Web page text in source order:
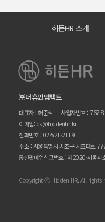
히든HR 소개
㈜더휴먼임팩트
대표자 : 허준식
사업자번호 : 767-
이메일: cs@hiddenhr.kr
전화번호 : 02-521-2119
주소 : 서울특별시 서초구 서초대로
통신판매업신고번호 : 제2020-서울서
Copyright ⓒ Hidden HR, All rights